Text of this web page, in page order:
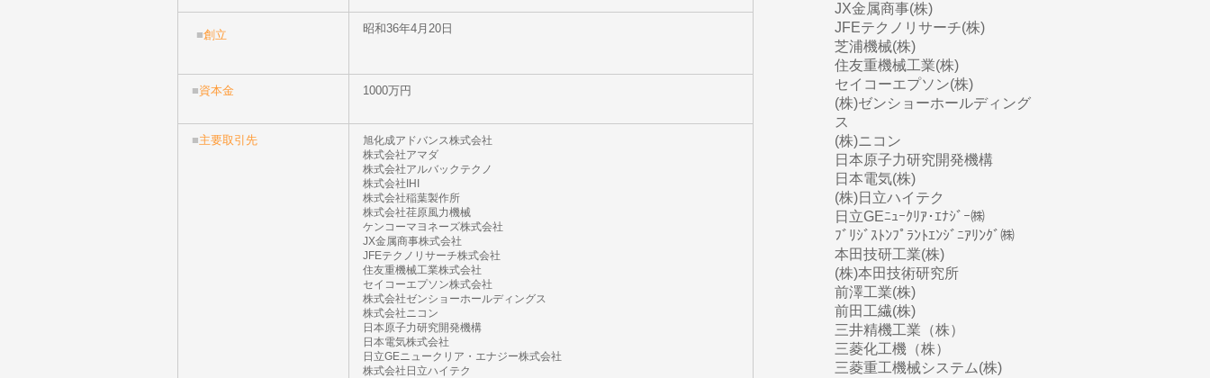
■創立 昭和36年4月20日
■資本金 1000万円
■主要取引先
旭化成アドバンス株式会社
株式会社アマダ
株式会社アルバックテクノ
株式会社IHI
株式会社稲葉製作所
株式会社荏原風力機械
ケンコーマヨネーズ株式会社
JX金属商事株式会社
JFEテクノリサーチ株式会社
住友重機械工業株式会社
セイコーエプソン株式会社
株式会社ゼンショーホールディングス
株式会社ニコン
日本原子力研究開発機構
日本電気株式会社
日立GEニュークリア・エナジー株式会社
株式会社日立ハイテク
JX金属商事(株)
JFEテクノリサーチ(株)
芝浦機械(株)
住友重機械工業(株)
セイコーエプソン(株)
(株)ゼンショーホールディング
ス
(株)ニコン
日本原子力研究開発機構
日本電気(株)
(株)日立ハイテク
日立GEﾆｭｰｸﾘｱ･ｴﾅｼﾞｰ㈱
ﾌﾞﾘｼﾞｽﾄﾝﾌﾟﾗﾝﾄｴﾝｼﾞﾆｱﾘﾝｸﾞ㈱
本田技研工業(株)
(株)本田技術研究所
前澤工業(株)
前田工繊(株)
三井精機工業（株）
三菱化工機（株）
三菱重工機械システム(株)